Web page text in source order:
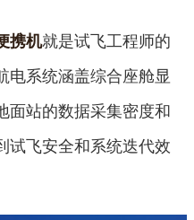
携机就是试飞工程师的
电系统涵盖综合座舱显
面站的数据采集密度和
试飞安全和系统迭代效